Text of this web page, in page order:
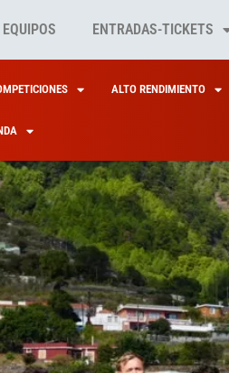
EQUIPOS ENTRADAS-TICKETS
ALTO RENDIMIENTO